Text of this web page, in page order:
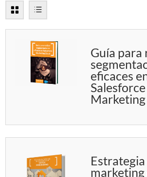
Guía para
eficaces
Salesforce
Estrategia
marketing